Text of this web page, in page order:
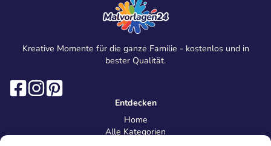
Kreative Momente für die ganze Familie - kostenlos und in
bester Qualität.
Entdecken
Home
Alle Kategorien